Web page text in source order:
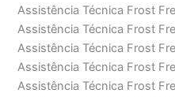
Assistência Técnica Frost
Assistência Técnica Frost
Assistência Técnica Frost
Assistência Técnica Frost
Assistência Técnica Frost